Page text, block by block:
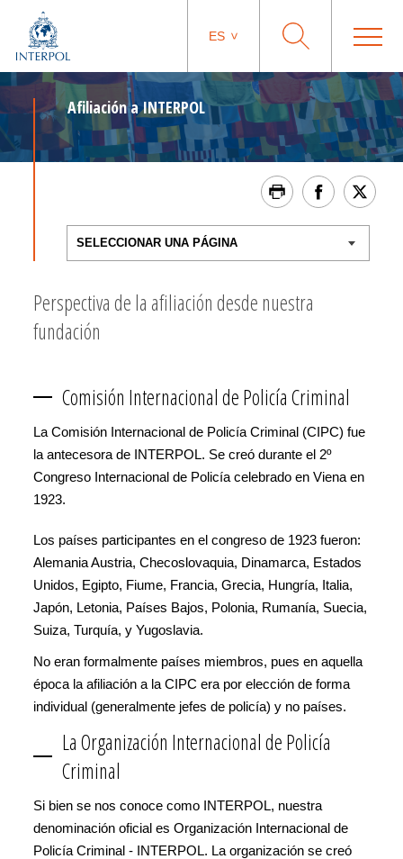
ES
Afiliación a INTERPOL
Perspectiva de la afiliación desde nuestra
fundación
Comisión Internacional de Policía Criminal
La Comisión Internacional de Policía Criminal (CIPC) fue
la antecesora de INTERPOL. Se creó durante el 2º
Congreso Internacional de Policía celebrado en Viena en
1923.
Los países participantes en el congreso de 1923 fueron:
Alemania Austria, Checoslovaquia, Dinamarca, Estados
Unidos, Egipto, Fiume, Francia, Grecia, Hungría, Italia,
Japón, Letonia, Países Bajos, Polonia, Rumanía, Suecia,
Suiza, Turquía, y Yugoslavia.
No eran formalmente países miembros, pues en aquella
época la afiliación a la CIPC era por elección de forma
individual (generalmente jefes de policía) y no países.
La Organización Internacional de Policía
Criminal
Si bien se nos conoce como INTERPOL, nuestra
denominación oficial es Organización Internacional de
Policía Criminal - INTERPOL. La organización se creó